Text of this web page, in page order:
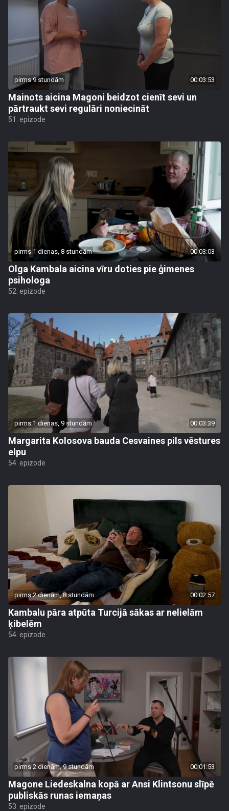
pirms 9 stundām 00:03:53
Mainots aicina Magoni beidzot cienīt sevi un
pārtraukt sevi regulāri noniecināt
51. epizode
pirms 1 dienas, 8 stundām 00:03:03
Olga Kambala aicina vīru doties pie ģimenes
psihologa
52. epizode
pirms 1 dienas, 9 stundām 00:03:39
Margarita Kolosova bauda Cesvaines pils vēstures
elpu
54. epizode
pirms 2 dienām, 8 stundām 00:02:57
Kambalu pāra atpūta Turcijā sākas ar nelielām
ķibelēm
54. epizode
pirms 2 dienām, 9 stundām 00:01:53
Magone Liedeskalna kopā ar Ansi Klintsonu slīpē
publiskās runas iemaņas
53. epizode